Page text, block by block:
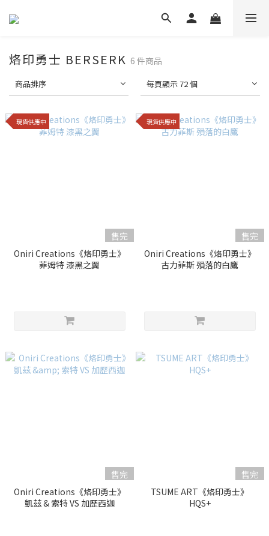
烙印勇士 BERSERK 6 件商品
商品排序 每頁顯示 72 個
現貨供應中
售完
Oniri Creations《烙印勇士》
菲姆特 漆黑之翼
現貨供應中
售完
Oniri Creations《烙印勇士》
古力菲斯 殞落的白鷹
售完
Oniri Creations《烙印勇士》
凱茲 & 索特 VS 加歷西迦
售完
TSUME ART《烙印勇士》
HQS+